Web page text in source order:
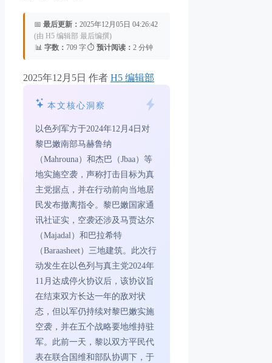
📅 最后更新： 2025年12月05日 04:26:42
(由 H5 编辑部 最后编撰)
📊 字数： 709 字⏱️ 预计阅读： 2 分钟
2025年12月5日 作者 H5 编辑部
本文核心洞察
以色列军方于2024年12月4日对
黎巴嫩南部马赫鲁纳
（Mahrouna）和杰巴（Jbaa）等
地实施空袭，声称打击目标为真
主党据点，并在行动前向当地居
民发布撤离指令。黎巴嫩国家通
讯社证实，空袭还涉及马贾达尔
（Majadal）和巴拉希特
（Baraasheet）三地建筑。此次行
动发生在以色列与真主党2024年
11月达成停火协议后，该协议旨
在结束双方长达一年的敌对状
态，但以军仍持续对黎巴嫩实施
空袭，并在五个战略要地维持驻
军。此前一天，黎以双方平民代
表在联合国维和部队协调下，于